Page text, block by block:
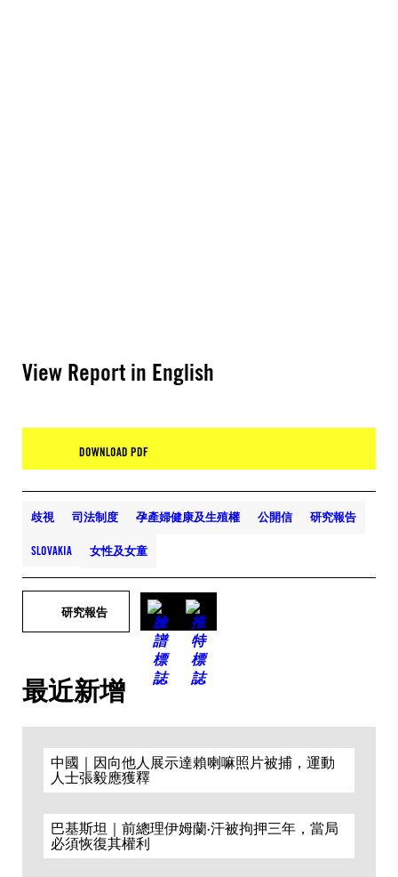
View Report in English
DOWNLOAD PDF
歧視 司法制度 孕產婦健康及生殖權 公開信 研究報告
SLOVAKIA 女性及女童
研究報告
最近新增
中國｜因向他人展示達賴喇嘛照片被捕，運動
人士張毅應獲釋
巴基斯坦｜前總理伊姆蘭·汗被拘押三年，當局
必須恢復其權利